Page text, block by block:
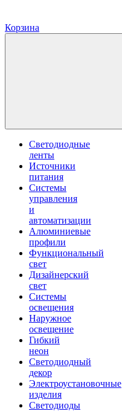
Корзина
Светодиодные
ленты
Источники
питания
Системы
управления
и
автоматизации
Алюминиевые
профили
Функциональный
свет
Дизайнерский
свет
Системы
освещения
Наружное
освещение
Гибкий
неон
Светодиодный
декор
Электроустановочные
изделия
Светодиоды